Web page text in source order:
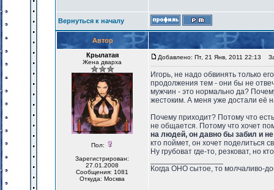
Вернуться к началу
Автор
Крылатая
Жена дварха
Пол:
Зарегистрирован:
27.01.2008
Сообщения: 1081
Откуда: Москва
Добавлено: Пт, 21 Янв, 2011 22:13
Игорь, не надо обвинять только
продолжения тем - они бы не
мужчин - это нормально да?
жестоким. А меня уже достали её
Почему приходит? Потому что
не общается. Потому что хочет
на людей, он давно бы забил и
кто поймет, он хочет поделиться
Ну грубоват где-то, резковат, но
Когда ОНО сытое, то молчаливо-